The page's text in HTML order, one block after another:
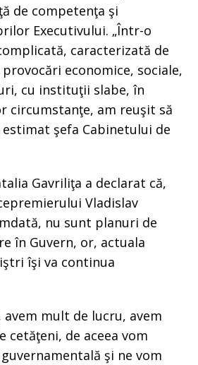
de competenţa şi
Executivului. „Într-o
caracterizată de
economice, sociale,
cu instituţii slabe, în
circumstanţe, am reuşit să
estimat şefa Cabinetului de
Gavriliţa a declarat că,
Vladislav
nu sunt planuri de
în Guvern, or, actuala
îşi va continua
avem mult de lucru, avem
cetăţeni, de aceea vom
şi ne vom